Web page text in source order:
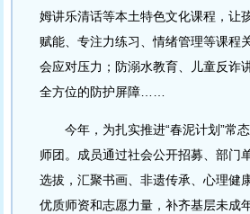
姆讲乐清话等本土特色文化课程，让
赋能、专注力练习、情绪管理等课程
会应对压力；防溺水教育、儿童反诈
全方位的防护屏障……
今年，为扎实推进“春泥计划”常态
师团。成员通过社会公开招募、部门
选拔，汇聚书画、非遗传承、心理健
优质师资和志愿力量，补齐基层未成